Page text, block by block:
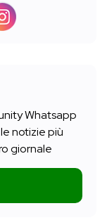
Whatsapp
notizie più
giornale